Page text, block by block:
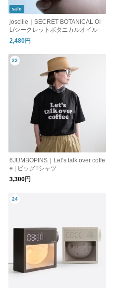
sale
joscille｜SECRET BOTANICAL OI
L/シークレットボタニカルオイル
2,480円
6JUMBOPINS｜Let’s talk over coffe
e | ビッグTシャツ
3,300円